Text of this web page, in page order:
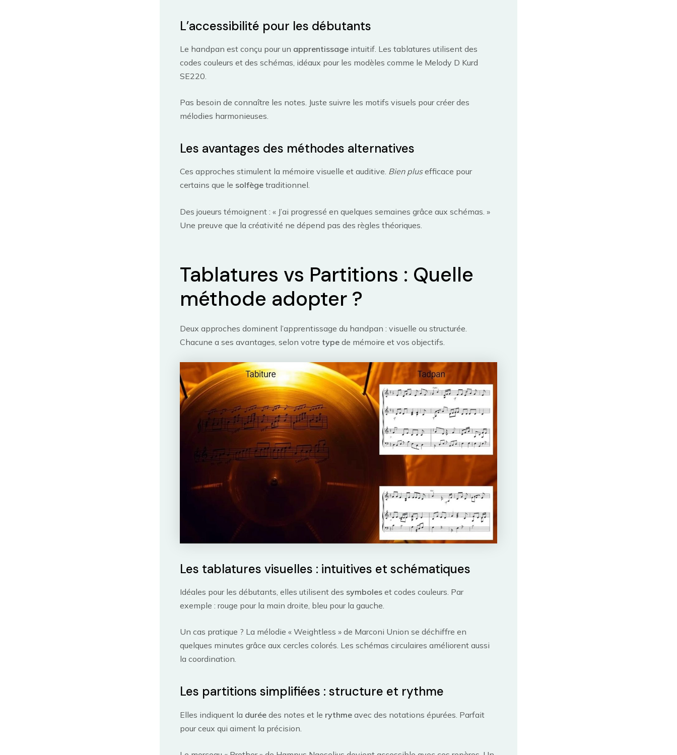
L’accessibilité pour les débutants
Le handpan est conçu pour un apprentissage intuitif. Les tablatures utilisent des
codes couleurs et des schémas, idéaux pour les modèles comme le Melody D Kurd
SE220.
Pas besoin de connaître les notes. Juste suivre les motifs visuels pour créer des
mélodies harmonieuses.
Les avantages des méthodes alternatives
Ces approches stimulent la mémoire visuelle et auditive. Bien plusefficace pour
certains que le solfège traditionnel.
Des joueurs témoignent : « J’ai progressé en quelques semaines grâce aux schémas. »
Une preuve que la créativité ne dépend pas des règles théoriques.
Tablatures vs Partitions : Quelle
méthode adopter ?
Deux approches dominent l’apprentissage du handpan : visuelle ou structurée.
Chacune a ses avantages, selon votre type de mémoire et vos objectifs.
Les tablatures visuelles : intuitives et schématiques
Idéales pour les débutants, elles utilisent des symboles et codes couleurs. Par
exemple : rouge pour la main droite, bleu pour la gauche.
Un cas pratique ? La mélodie « Weightless » de Marconi Union se déchiffre en
quelques minutes grâce aux cercles colorés. Les schémas circulaires améliorent aussi
la coordination.
Les partitions simplifiées : structure et rythme
Elles indiquent la durée des notes et le rythme avec des notations épurées. Parfait
pour ceux qui aiment la précision.